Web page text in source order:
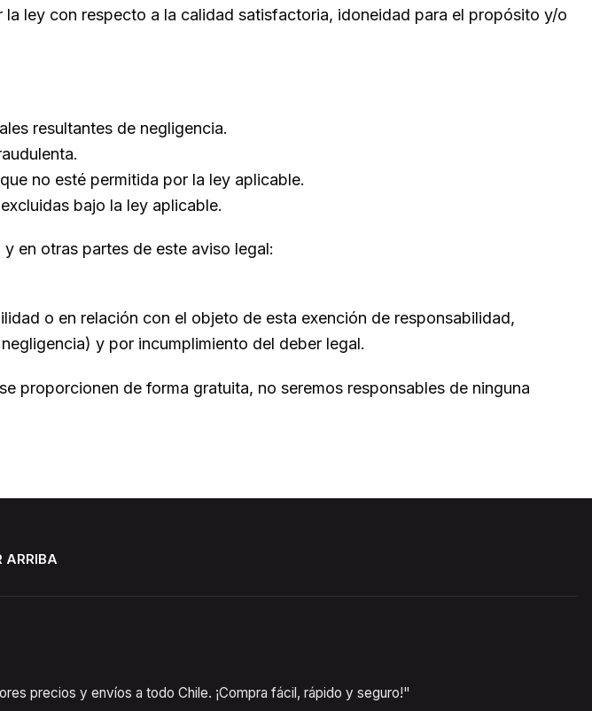
ley con respecto a la calidad satisfactoria, idoneidad para el propósito y/o
resultantes de negligencia.
no esté permitida por la ley aplicable.
bajo la ley aplicable.
en otras partes de este aviso legal:
o en relación con el objeto de esta exención de responsabilidad,
y por incumplimiento del deber legal.
proporcionen de forma gratuita, no seremos responsables de ninguna
ARRIBA
precios y envíos a todo Chile. ¡Compra fácil, rápido y seguro!"